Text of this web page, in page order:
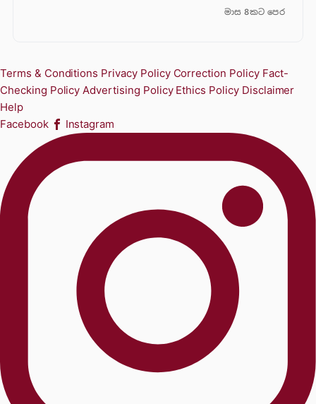
මාස 8කට පෙර
Terms & Conditions Privacy Policy Correction Policy Fact-
Checking Policy Advertising Policy Ethics Policy Disclaimer
Help
Facebook
Instagram